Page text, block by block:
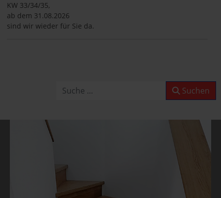
KW 33/34/35,
ab dem 31.08.2026
sind wir wieder für Sie da.
sind wir wieder für Sie da.
Wir haben Betriebsurlaub
vom 10.08.2026
bis 30.08.2026,
Suchen Suchen